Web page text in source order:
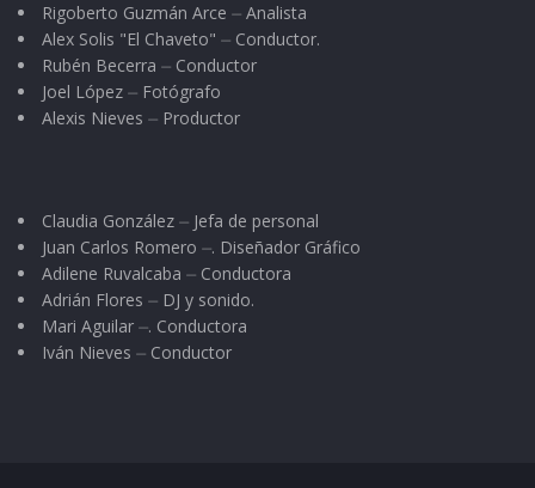
Rigoberto Guzmán Arce ⏤ Analista
Alex Solis "El Chaveto" ⏤ Conductor.
Rubén Becerra ⏤ Conductor
Joel López ⏤ Fotógrafo
Alexis Nieves ⏤ Productor
Claudia González ⏤ Jefa de personal
Juan Carlos Romero ⏤. Diseñador Gráfico
Adilene Ruvalcaba ⏤ Conductora
Adrián Flores ⏤ DJ y sonido.
Mari Aguilar ⏤. Conductora
Iván Nieves ⏤ Conductor